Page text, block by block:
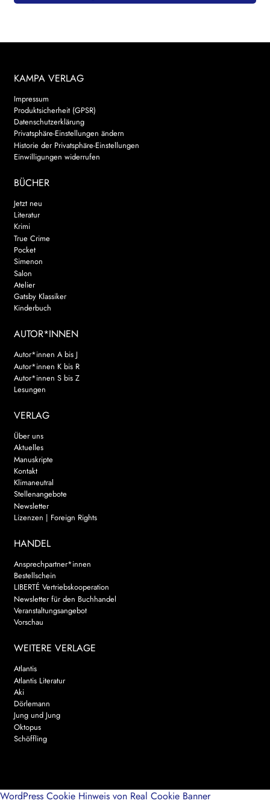
KAMPA VERLAG
Impressum
Produktsicherheit (GPSR)
Datenschutzerklärung
Privatsphäre-Einstellungen ändern
Historie der Privatsphäre-Einstellungen
Einwilligungen widerrufen
BÜCHER
Jetzt neu
Literatur
Krimi
True Crime
Pocket
Simenon
Salon
Atelier
Gatsby Klassiker
Kinderbuch
AUTOR*INNEN
Autor*innen A bis J
Autor*innen K bis R
Autor*innen S bis Z
Lesungen
VERLAG
Über uns
Aktuelles
Manuskripte
Kontakt
Klimaneutral
Stellenangebote
Newsletter
Lizenzen | Foreign Rights
HANDEL
Ansprechpartner*innen
Bestellschein
LIBERTÉ Vertriebskooperation
Newsletter für den Buchhandel
Veranstaltungsangebot
Vorschau
WEITERE VERLAGE
Atlantis
Atlantis Literatur
Aki
Dörlemann
Jung und Jung
Oktopus
Schöffling
WordPress Cookie Hinweis von Real Cookie Banner